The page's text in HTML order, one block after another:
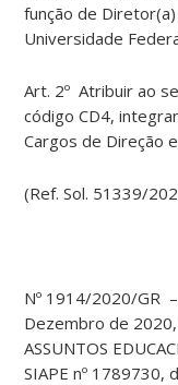
função de
Universidade
Art. 2º Atribuir ao
código CD4,
Cargos de Direção
(Ref. Sol. 51339/
Nº 1914/2020/GR
Dezembro de 2020,
ASSUNTOS
SIAPE nº 1789730,